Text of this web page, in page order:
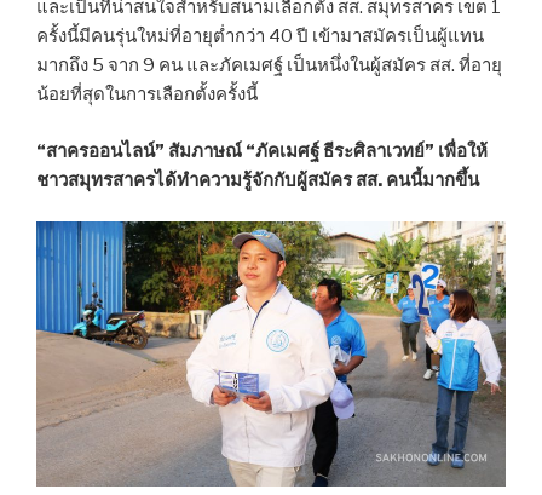
และเป็นที่น่าสนใจสำหรับสนามเลือกตั้ง สส. สมุทรสาคร เขต 1
ครั้งนี้มีคนรุ่นใหม่ที่อายุต่ำกว่า 40 ปี เข้ามาสมัครเป็นผู้แทน
มากถึง 5 จาก 9 คน และภัคเมศฐ์ เป็นหนึ่งในผู้สมัคร สส. ที่อายุ
น้อยที่สุดในการเลือกตั้งครั้งนี้
“สาครออนไลน์” สัมภาษณ์ “ภัคเมศฐ์ ธีระศิลาเวทย์” เพื่อให้
ชาวสมุทรสาครได้ทำความรู้จักกับผู้สมัคร สส. คนนี้มากขึ้น